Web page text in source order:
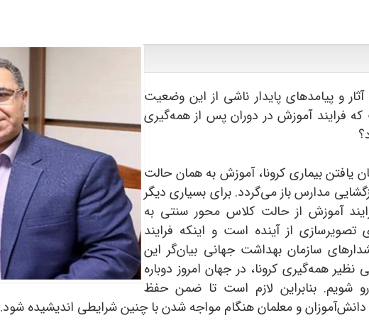
و پیامدهای پایدار ناشی از این وضعیت
فرایند آموزش در دوران پس از همه‌گیری
یافتن بیماری کرونا، آموزش به همان حالت
مدارس باز می‌گردد. برای بسیاری دیگر
آموزش از حالت کلاس محور سنتی به
از آینده است و اینکه فرایند
سازمان‌ بهداشت جهانی بیان‌گر این
همه‌گیری کرونا، در جهان امروز دوباره
شویم. بنابراین لازم است تا ضمن حفظ
دانش‌آموزان و معلمان هنگام مواجه شدن با چنین شرایطی اندیشیده شود.